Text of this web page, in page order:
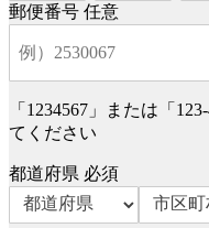
郵便番号 任意
「1234567」または「
てください
都道府県 必須